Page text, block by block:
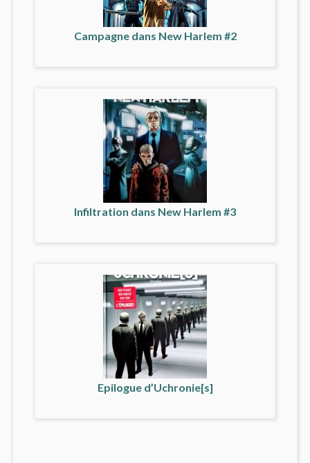
Campagne dans New Harlem #2
Infiltration dans New Harlem #3
Epilogue d’Uchronie[s]